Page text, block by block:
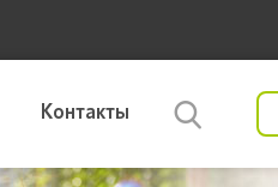
Контакты